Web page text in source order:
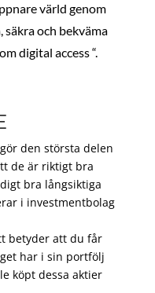
värld genom
och bekväma
digital access “.
den största delen
de är riktigt bra
bra långsiktiga
i investmentbolag
betyder att du får
har i sin portfölj
köpt dessa aktier